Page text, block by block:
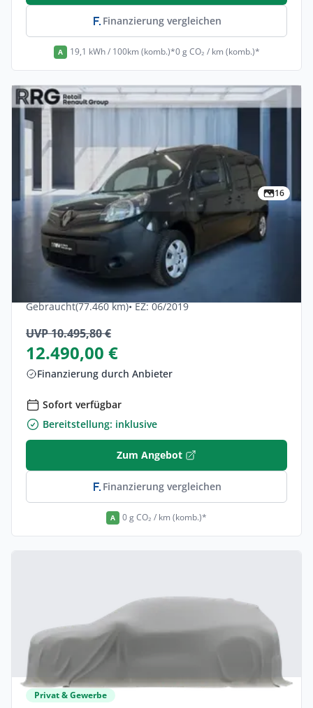
Finanzierung vergleichen
A 19,1 kWh / 100km (komb.)*0 g CO₂ / km (komb.)*
16
Privat & Gewerbe
Renault Kangoo Z.E. Maxi 5-Sitzer
Doppelkabine Batteriekauf
Automatik •59 PS (44 kW)
Gebraucht(77.460 km)• EZ: 06/2019
UVP 10.495,80 €
12.490,00 €
Finanzierung durch Anbieter
Sofort verfügbar
Bereitstellung: inklusive
Zum Angebot
Finanzierung vergleichen
A 0 g CO₂ / km (komb.)*
Privat & Gewerbe